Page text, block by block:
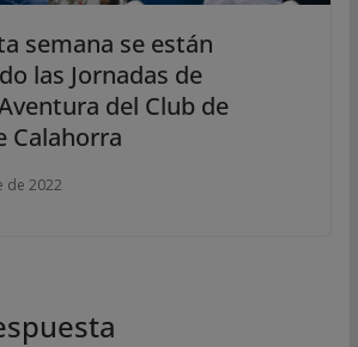
semana se están
las Jornadas de
del Club de
Calahorra
de 2022